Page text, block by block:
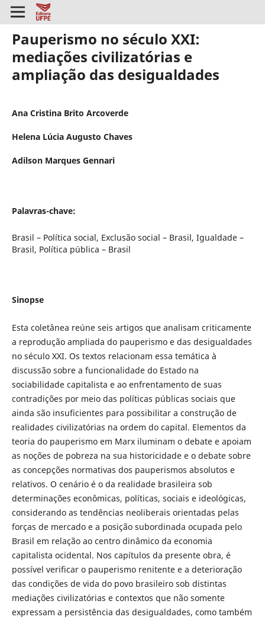
Pauperismo no século XXI:
mediações civilizatórias e
ampliação das desigualdades
Ana Cristina Brito Arcoverde
Helena Lúcia Augusto Chaves
Adilson Marques Gennari
Palavras-chave:
Brasil – Política social, Exclusão social – Brasil, Igualdade –
Brasil, Política pública – Brasil
Sinopse
Esta coletânea reúne seis artigos que analisam criticamente
a reprodução ampliada do pauperismo e das desigualdades
no século XXI. Os textos relacionam essa temática à
discussão sobre a funcionalidade do Estado na
sociabilidade capitalista e ao enfrentamento de suas
contradições por meio das políticas públicas sociais que
ainda são insuficientes para possibilitar a construção de
realidades civilizatórias na ordem do capital. Elementos da
teoria do pauperismo em Marx iluminam o debate e apoiam
as noções de pobreza na sua historicidade e o debate sobre
as concepções normativas dos pauperismos absolutos e
relativos. O cenário é o da realidade brasileira sob
determinações econômicas, políticas, sociais e ideológicas,
considerando as tendências neoliberais orientadas pelas
forças de mercado e a posição subordinada ocupada pelo
Brasil em relação ao centro dinâmico da economia
capitalista ocidental. Nos capítulos da presente obra, é
possível verificar o pauperismo renitente e a deterioração
das condições de vida do povo brasileiro sob distintas
mediações civilizatórias e contextos que não somente
expressam a persistência das desigualdades, como também